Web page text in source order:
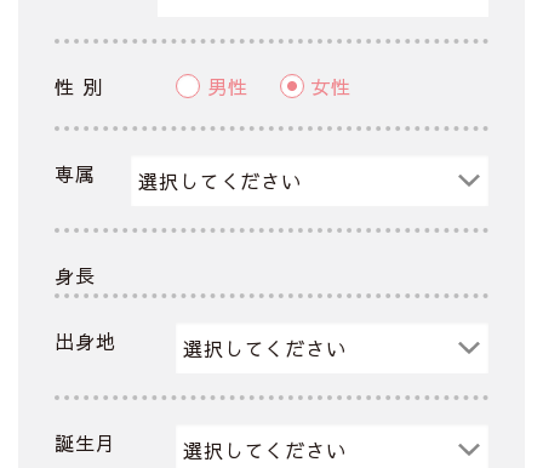
性 別 男性 女性
専属
身長
出身地
誕生月